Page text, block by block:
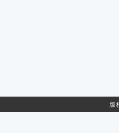
版